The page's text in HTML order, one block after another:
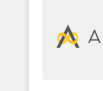
digitale et des
grandes expertises sont :